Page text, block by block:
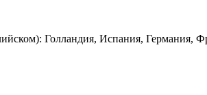
Голландия, Испания, Германия,